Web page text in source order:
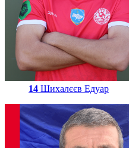
14 Шихалєєв Едуар